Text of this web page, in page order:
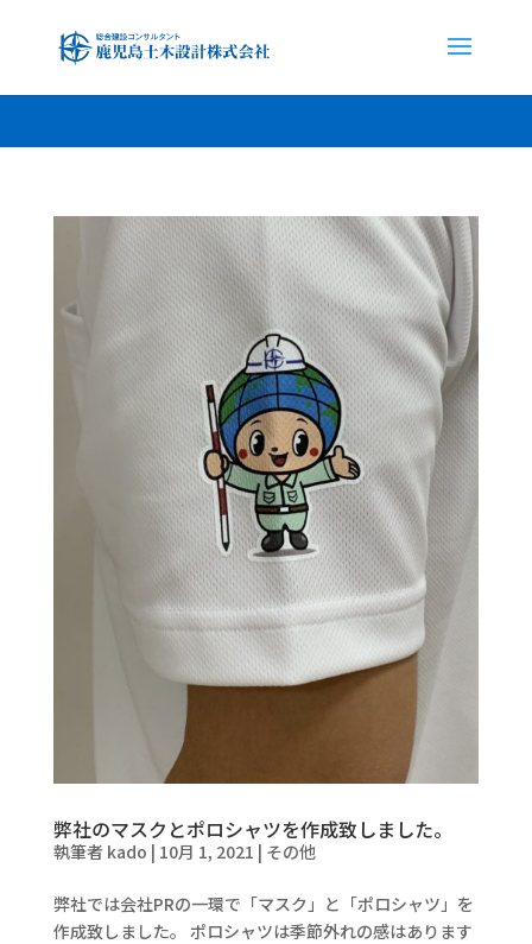
弊社のマスクとポロシャツを作成致しました。
執筆者 kado | 10月 1, 2021 | その他
弊社では会社PRの一環で「マスク」と「ポロシャツ」を
作成致しました。 ポロシャツは季節外れの感はあります